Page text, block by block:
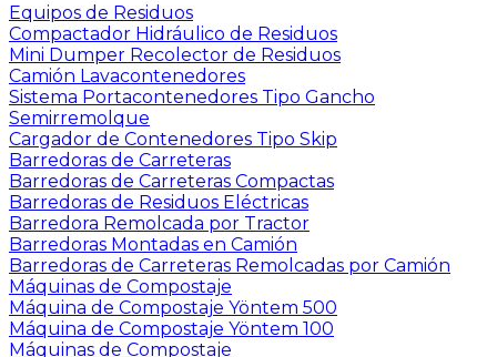
Equipos de Residuos
Compactador Hidráulico de Residuos
Mini Dumper Recolector de Residuos
Camión Lavacontenedores
Sistema Portacontenedores Tipo Gancho
Semirremolque
Cargador de Contenedores Tipo Skip
Barredoras de Carreteras
Barredoras de Carreteras Compactas
Barredoras de Residuos Eléctricas
Barredora Remolcada por Tractor
Barredoras Montadas en Camión
Barredoras de Carreteras Remolcadas por Camión
Máquinas de Compostaje
Máquina de Compostaje Yöntem 500
Máquina de Compostaje Yöntem 100
Máquinas de Compostaje